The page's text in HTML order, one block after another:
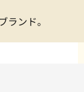
ンド。